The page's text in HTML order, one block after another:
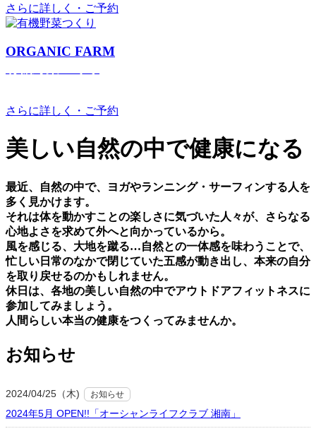
さらに詳しく・ご予約
ORGANIC FARM
さらに詳しく・ご予約
美しい⾃然の中で健康になる
最近、⾃然の中で、ヨガやランニング・サーフィンする⼈を
多く⾒かけます。
それは体を動かすことの楽しさに気づいた⼈々が、さらなる
⼼地よさを求めて外へと向かっているから。
⾵を感じる、⼤地を蹴る…⾃然との⼀体感を味わうことで、
忙しい⽇常のなかで閉じていた五感が動き出し、本来の⾃分
を取り戻せるのかもしれません。
休⽇は、各地の美しい⾃然の中でアウトドアフィットネスに
参加してみましょう。
⼈間らしい本当の健康をつくってみませんか。
お知らせ
2024/04/25（木) お知らせ
2024年5月 OPEN!!「オーシャンライフクラブ 湘南」